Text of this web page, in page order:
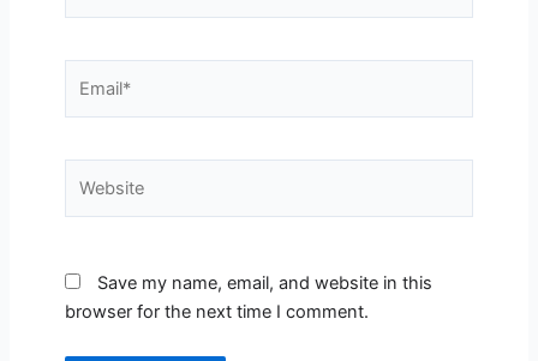
Save my name, email, and website in this
browser for the next time I comment.